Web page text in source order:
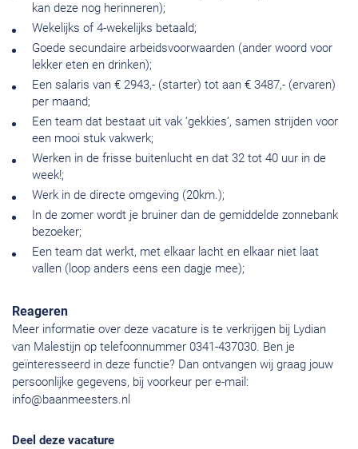
kan deze nog herinneren);
Wekelijks of 4-wekelijks betaald;
Goede secundaire arbeidsvoorwaarden (ander woord voor
lekker eten en drinken);
Een salaris van € 2943,- (starter) tot aan € 3487,- (ervaren)
per maand;
Een team dat bestaat uit vak ‘gekkies’, samen strijden voor
een mooi stuk vakwerk;
Werken in de frisse buitenlucht en dat 32 tot 40 uur in de
week!;
Werk in de directe omgeving (20km.);
In de zomer wordt je bruiner dan de gemiddelde zonnebank
bezoeker;
Een team dat werkt, met elkaar lacht en elkaar niet laat
vallen (loop anders eens een dagje mee);
Reageren
Meer informatie over deze vacature is te verkrijgen bij Lydian
van Malestijn op telefoonnummer 0341-437030. Ben je
geïnteresseerd in deze functie? Dan ontvangen wij graag jouw
persoonlijke gegevens, bij voorkeur per e-mail:
info@baanmeesters.nl
Deel deze vacature